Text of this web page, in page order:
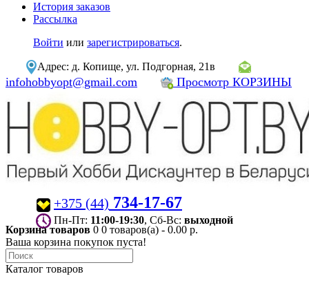
История заказов
Рассылка
Войти или зарегистрироваться.
Адрес: д. Копище, ул. Подгорная, 21в
infohobbyopt@gmail.com Просмотр КОРЗИНЫ
+375 (44) 734-17-67
Пн-Пт: 11:00-19:30 , Сб-Вс: выходной
Корзина товаров 0 0 товаров(а) - 0.00 р.
Ваша корзина покупок пуста!
Каталог товаров